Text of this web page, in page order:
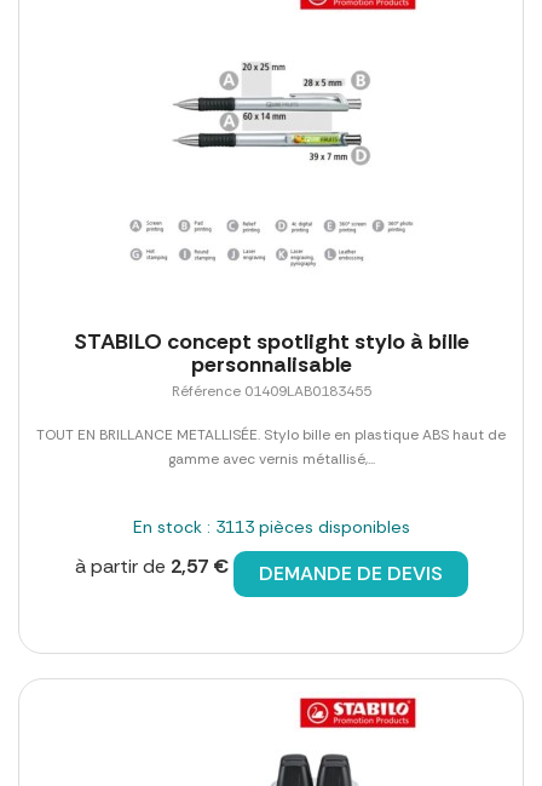
STABILO concept spotlight stylo à bille
personnalisable
Référence 01409LAB0183455
TOUT EN BRILLANCE METALLISÉE. Stylo bille en plastique ABS haut de
gamme avec vernis métallisé,...
En stock : 3113 pièces disponibles
à partir de 2,57 € DEMANDE DE DEVIS